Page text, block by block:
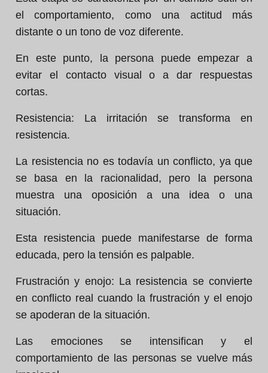
el comportamiento, como una actitud más
distante o un tono de voz diferente.
En este punto, la persona puede empezar a
evitar el contacto visual o a dar respuestas
cortas.
Resistencia: La irritación se transforma en
resistencia.
La resistencia no es todavía un conflicto, ya que
se basa en la racionalidad, pero la persona
muestra una oposición a una idea o una
situación.
Esta resistencia puede manifestarse de forma
educada, pero la tensión es palpable.
Frustración y enojo: La resistencia se convierte
en conflicto real cuando la frustración y el enojo
se apoderan de la situación.
Las emociones se intensifican y el
comportamiento de las personas se vuelve más